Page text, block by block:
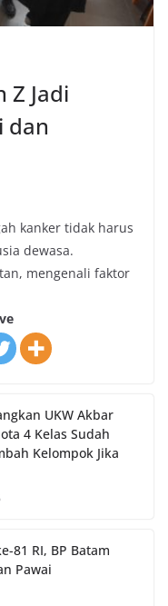
Z Jadi
dan
kanker tidak harus
dewasa.
mengenali faktor
UKW Akbar
4 Kelas Sudah
Kelompok Jika
81 RI, BP Batam
Pawai